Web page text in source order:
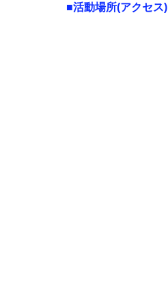
■活動場所(アクセス)